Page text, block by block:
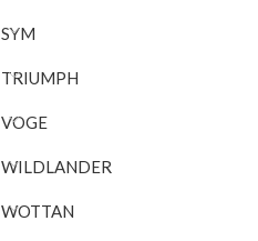
SYM
TRIUMPH
VOGE
WILDLANDER
WOTTAN